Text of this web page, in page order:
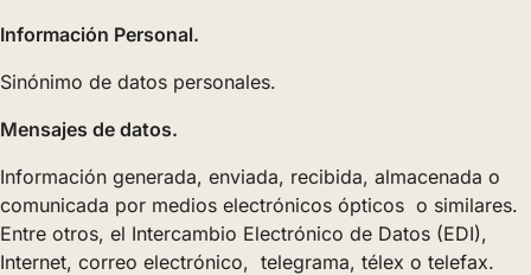
Información Personal.
Sinónimo de datos personales.
Mensajes de datos.
Información generada, enviada, recibida, almacenada o
comunicada por medios electrónicos ópticos o similares.
Entre otros, el Intercambio Electrónico de Datos (EDI),
Internet, correo electrónico, telegrama, télex o telefax.